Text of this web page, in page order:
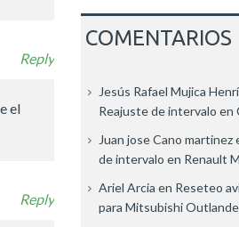
Reply
el
Reply
COMENTARIOS
Jesús Rafael Mujica
Reajuste de intervalo en
Juan jose Cano martinez
de intervalo en Renault
Ariel Arcia en Reseteo
para Mitsubishi